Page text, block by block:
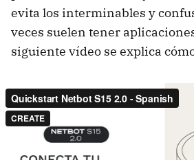
evita los interminables y
veces suelen tener
siguiente vídeo se explica